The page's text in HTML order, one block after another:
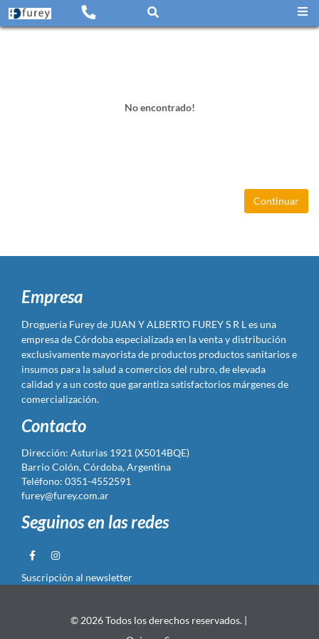
No encontrado!
Continuar
Empresa
Droguería Furey de JUAN Y ALBERTO FUREY S R L es una
empresa de Córdoba especializada en la venta y distribución
exclusivamente mayorista de productos productos sanitarios e
insumos para la salud a comercios del rubro, de elevada
calidad y a un costo que garantiza satisfactorios márgenes de
comercialización.
Contacto
Dirección: Asturias 1921 (X5014BQE)
Barrio Colón, Córdoba, Argentina
Teléfono: 0351-4552591
furey@furey.com.ar
Seguinos en las redes
Suscripción al newsletter
© 2026 Todos los derechos reservados. |